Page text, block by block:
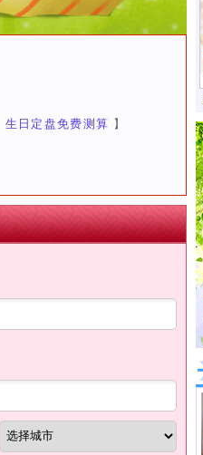
生日定盘免费测算 】